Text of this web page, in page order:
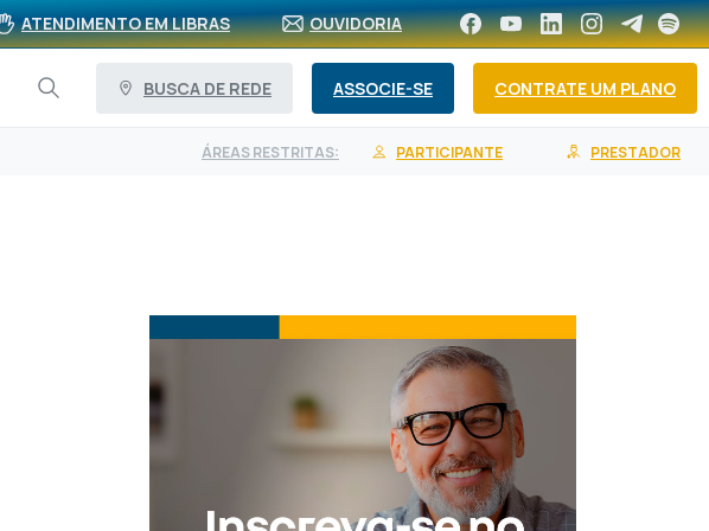
ATENDIMENTO EM LIBRAS OUVIDORIA
BUSCA DE REDE ASSOCIE-SE CONTRATE UM PLANO
ÁREAS RESTRITAS: PARTICIPANTE PRESTADOR